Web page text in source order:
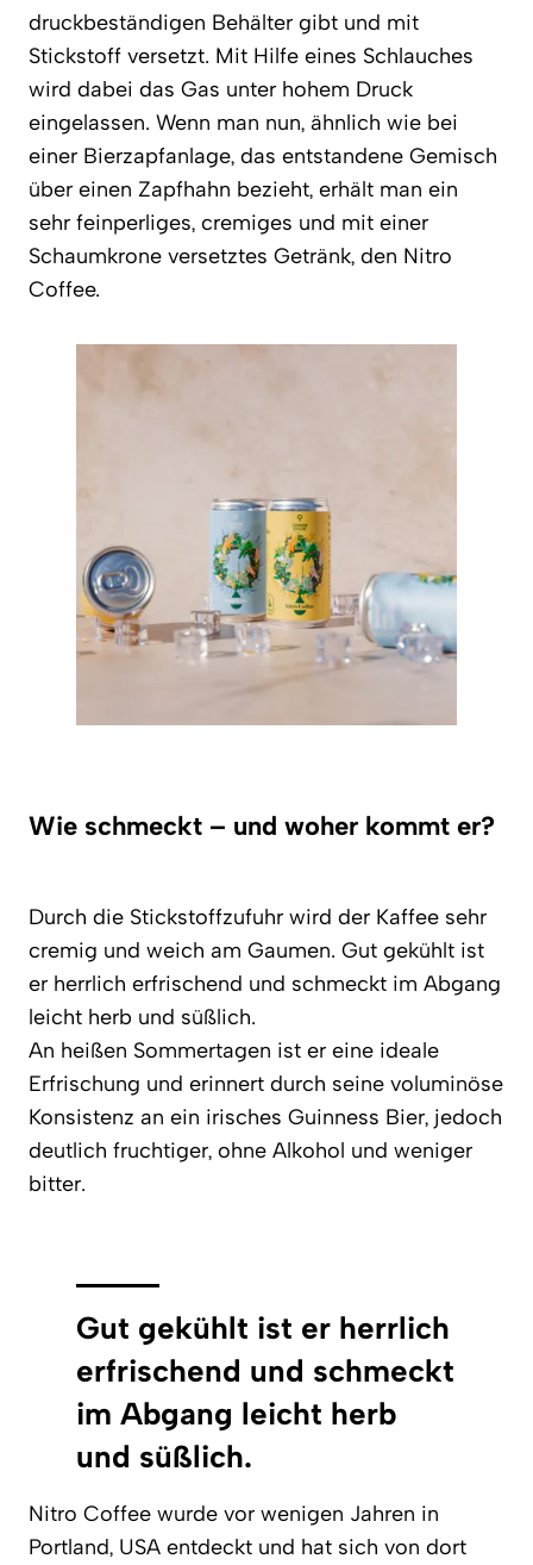
druckbeständigen Behälter gibt und mit
Stickstoff versetzt. Mit Hilfe eines Schlauches
wird dabei das Gas unter hohem Druck
eingelassen. Wenn man nun, ähnlich wie bei
einer Bierzapfanlage, das entstandene Gemisch
über einen Zapfhahn bezieht, erhält man ein
sehr feinperliges, cremiges und mit einer
Schaumkrone versetztes Getränk, den Nitro
Coffee.
Wie schmeckt – und woher kommt er?
Durch die Stickstoffzufuhr wird der Kaffee sehr
cremig und weich am Gaumen. Gut gekühlt ist
er herrlich erfrischend und schmeckt im Abgang
leicht herb und süßlich.
An heißen Sommertagen ist er eine ideale
Erfrischung und erinnert durch seine voluminöse
Konsistenz an ein irisches Guinness Bier, jedoch
deutlich fruchtiger, ohne Alkohol und weniger
bitter.
Gut gekühlt ist er herrlich
erfrischend und schmeckt
im Abgang leicht herb
und süßlich.
Nitro Coffee wurde vor wenigen Jahren in
Portland, USA entdeckt und hat sich von dort